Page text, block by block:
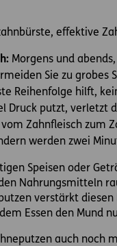
effektive
Morgens und
Sie zu grobes
Reihenfolge hilft,
Druck putzt, verletzt
Zahnfleisch zum
werden zwei
Speisen oder
Nahrungsmitteln
verstärkt
Essen den Mund
auch noch